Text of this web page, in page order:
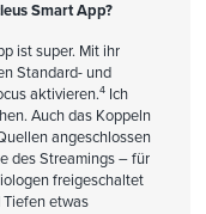
Smart App?
ist super. Mit ihr
Standard- und
aktivieren.4Ich
Auch das Koppeln
angeschlossen
des Streamings – für
freigeschaltet
etwas